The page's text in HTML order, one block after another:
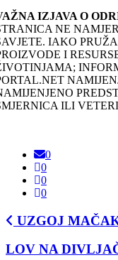
IZJAVA O
NE
IAKO
I
ILI
0
0
0
0
UZGOJ
LOV NA